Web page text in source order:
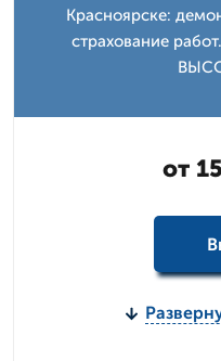
Красноярске:
страхование
от